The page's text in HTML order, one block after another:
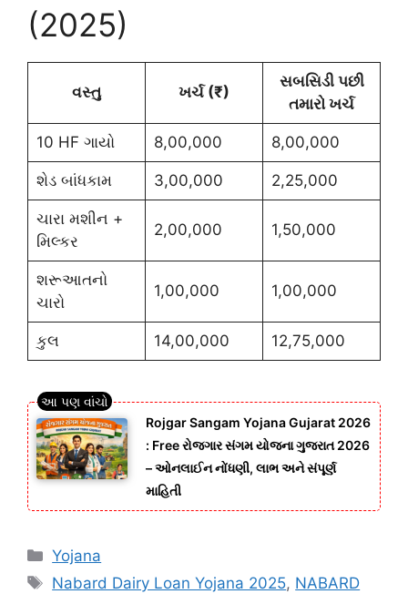
(2025)
વસ્તુ ખર્ચ (₹)
સબસિડી પછી
તમારો ખર્ચ
10 HF ગાયો 8,00,000 8,00,000
શેડ બાંધકામ 3,00,000 2,25,000
ચારા મશીન +
મિલ્કર
2,00,000 1,50,000
શરૂઆતનો
ચારો
1,00,000 1,00,000
કુલ 14,00,000 12,75,000
Rojgar Sangam Yojana Gujarat 2026
: Free રોજગાર સંગમ યોજના ગુજરાત 2026
– ઓનલાઈન નોંધણી, લાભ અને સંપૂર્ણ
માહિતી
Categories
Yojana
Tags
Nabard Dairy Loan Yojana 2025, NABARD